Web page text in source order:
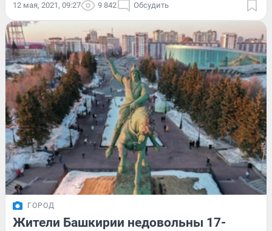
12 мая, 2021, 09:27 9 842 Обсудить
ГОРОД
Жители Башкирии недовольны 17-